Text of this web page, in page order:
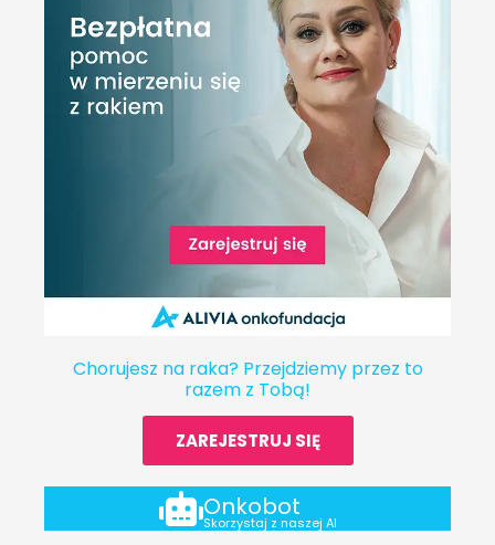
Chorujesz na raka? Przejdziemy przez to
razem z Tobą!
ZAREJESTRUJ SIĘ
Onkobot
Skorzystaj z naszej AI